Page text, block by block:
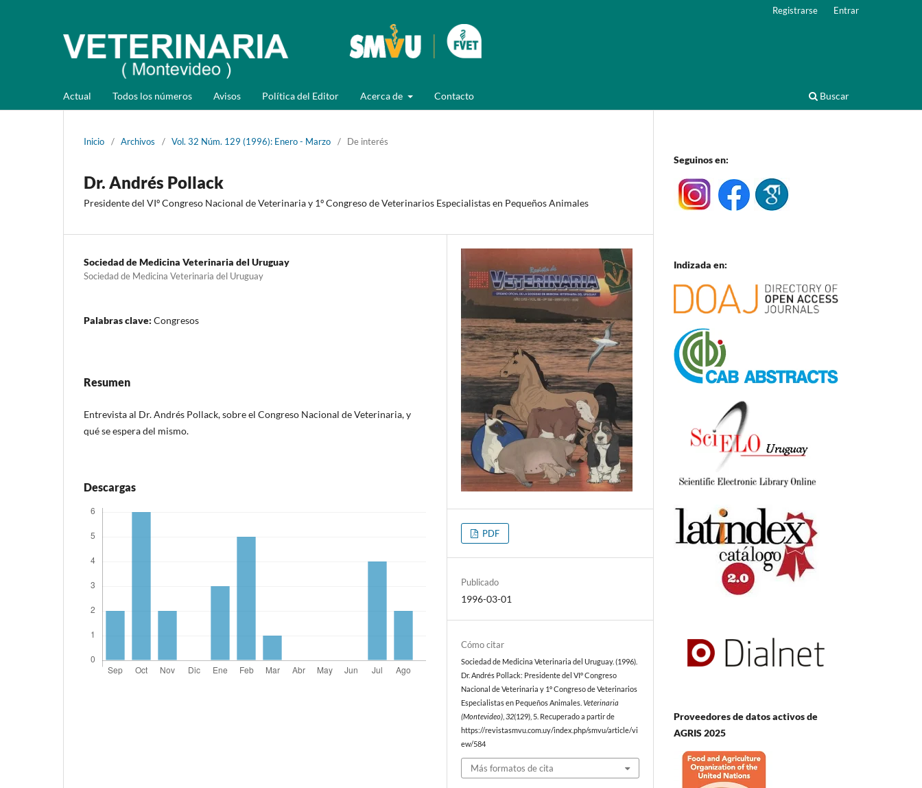
Actual Todos los números Avisos Política del Editor Acerca de Contacto Buscar
Registrarse Entrar
Inicio / Archivos / Vol. 32 Núm. 129 (1996): Enero - Marzo / De interés
Dr. Andrés Pollack
Presidente del VIº Congreso Nacional de Veterinaria y 1º Congreso de Veterinarios Especialistas en Pequeños Animales
Sociedad de Medicina Veterinaria del Uruguay
Sociedad de Medicina Veterinaria del Uruguay
Palabras clave: Congresos
Resumen
Entrevista al Dr. Andrés Pollack, sobre el Congreso Nacional de Veterinaria, y
qué se espera del mismo.
Descargas
PDF
Publicado
1996-03-01
Cómo citar
Sociedad de Medicina Veterinaria del Uruguay. (1996).
Dr. Andrés Pollack: Presidente del VIº Congreso
Nacional de Veterinaria y 1º Congreso de Veterinarios
Especialistas en Pequeños Animales.Veterinaria
(Montevideo) ,32(129), 5. Recuperado a partir de
https://revistasmvu.com.uy/index.php/smvu/article/vi
ew/584
Más formatos de cita
Seguinos en:
Indizada en:
Proveedores de datos activos de
AGRIS 2025